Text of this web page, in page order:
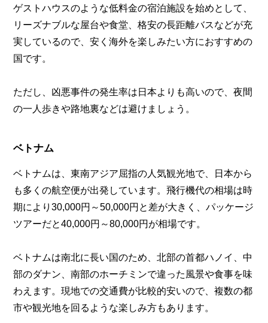
ゲストハウスのような低料金の宿泊施設を始めとして、
リーズナブルな屋台や食堂、格安の長距離バスなどが充
実しているので、安く海外を楽しみたい方におすすめの
国です。
ただし、凶悪事件の発生率は日本よりも高いので、夜間
の一人歩きや路地裏などは避けましょう。
ベトナム
ベトナムは、東南アジア屈指の人気観光地で、日本から
も多くの航空便が出発しています。飛行機代の相場は時
期により30,000円～50,000円と差が大きく、パッケージ
ツアーだと40,000円～80,000円が相場です。
ベトナムは南北に長い国のため、北部の首都ハノイ、中
部のダナン、南部のホーチミンで違った風景や食事を味
わえます。現地での交通費が比較的安いので、複数の都
市や観光地を回るような楽しみ方もあります。